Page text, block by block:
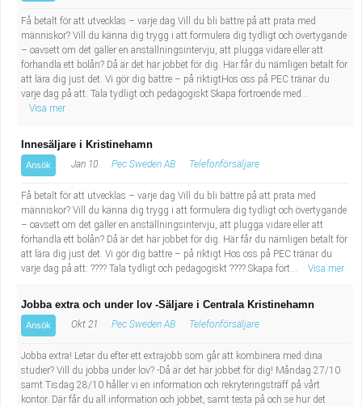
Få betalt för att utvecklas – varje dag Vill du bli bättre på att prata med
människor? Vill du känna dig trygg i att formulera dig tydligt och övertygande
– oavsett om det gäller en anställningsintervju, att plugga vidare eller att
förhandla ett bolån? Då är det här jobbet för dig. Här får du nämligen betalt för
att lära dig just det. Vi gör dig bättre – på riktigtHos oss på PEC tränar du
varje dag på att: Tala tydligt och pedagogiskt Skapa förtroende med...
Visa mer
Innesäljare i Kristinehamn
Ansök Jan 10 Pec Sweden AB Telefonförsäljare
Få betalt för att utvecklas – varje dag Vill du bli bättre på att prata med
människor? Vill du känna dig trygg i att formulera dig tydligt och övertygande
– oavsett om det gäller en anställningsintervju, att plugga vidare eller att
förhandla ett bolån? Då är det här jobbet för dig. Här får du nämligen betalt för
att lära dig just det. Vi gör dig bättre – på riktigt Hos oss på PEC tränar du
varje dag på att: ???? Tala tydligt och pedagogiskt ???? Skapa fört...
Visa mer
Jobba extra och under lov -Säljare i Centrala Kristinehamn
Ansök Okt 21 Pec Sweden AB Telefonförsäljare
Jobba extra! Letar du efter ett extrajobb som går att kombinera med dina
studier? Vill du jobba under lov? -Då är det här jobbet för dig! Måndag 27/10
samt Tisdag 28/10 håller vi en information och rekryteringsträff på vårt
kontor. Där får du all information och jobbet, samt testa på och se hur det